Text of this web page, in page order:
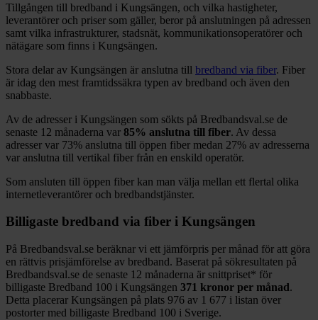
Tillgången till bredband i Kungsängen, och vilka hastigheter,
leverantörer och priser som gäller, beror på anslutningen på adressen
samt vilka infrastrukturer, stadsnät, kommunikationsoperatörer och
nätägare som finns i Kungsängen.
Stora delar av Kungsängen är anslutna till bredband via fiber. Fiber
är idag den mest framtidssäkra typen av bredband och även den
snabbaste.
Av de adresser i Kungsängen som sökts på Bredbandsval.se de
senaste 12 månaderna var 85% anslutna till fiber. Av dessa
adresser var 73% anslutna till öppen fiber medan 27% av adresserna
var anslutna till vertikal fiber från en enskild operatör.
Som ansluten till öppen fiber kan man välja mellan ett flertal olika
internetleverantörer och bredbandstjänster.
Billigaste bredband via fiber i Kungsängen
På Bredbandsval.se beräknar vi ett jämförpris per månad för att göra
en rättvis prisjämförelse av bredband. Baserat på sökresultaten på
Bredbandsval.se de senaste 12 månaderna är snittpriset* för
billigaste Bredband 100 i Kungsängen 371 kronor per månad.
Detta placerar Kungsängen på plats 976 av 1 677 i listan över
postorter med billigaste Bredband 100 i Sverige.